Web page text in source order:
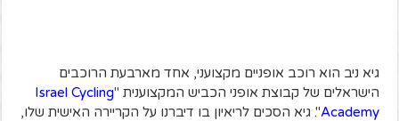
גיא ניב הוא רוכב אופניים מקצועני, אחד מארבעת הרוכבים
הישראלים של קבוצת אופני הכביש המקצוענית "Israel Cycling
Academy". גיא הסכים לריאיון בו דיברנו על הקריירה האישית שלו,